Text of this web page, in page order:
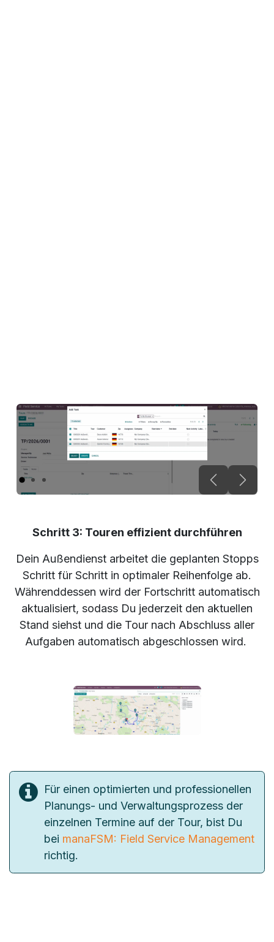
VorherigeWeiter
Schritt 3: Touren effizient durchführen
Dein Außendienst arbeitet die geplanten Stopps
Schritt für Schritt in optimaler Reihenfolge ab.
Währenddessen wird der Fortschritt automatisch
aktualisiert, sodass Du jederzeit den aktuellen
Stand siehst und die Tour nach Abschluss aller
Aufgaben automatisch abgeschlossen wird.
Für einen optimierten und professionellen
Planungs- und Verwaltungsprozess der
einzelnen Termine auf der Tour, bist Du
bei manaFSM: Field Service Management
richtig.